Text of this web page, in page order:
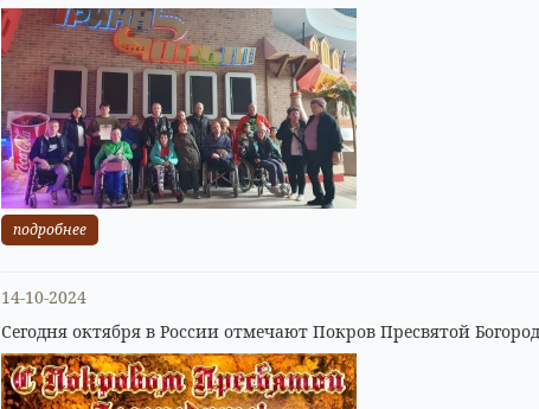
подробнее
14-10-2024
Сегодня октября в России отмечают Покров Пресвятой